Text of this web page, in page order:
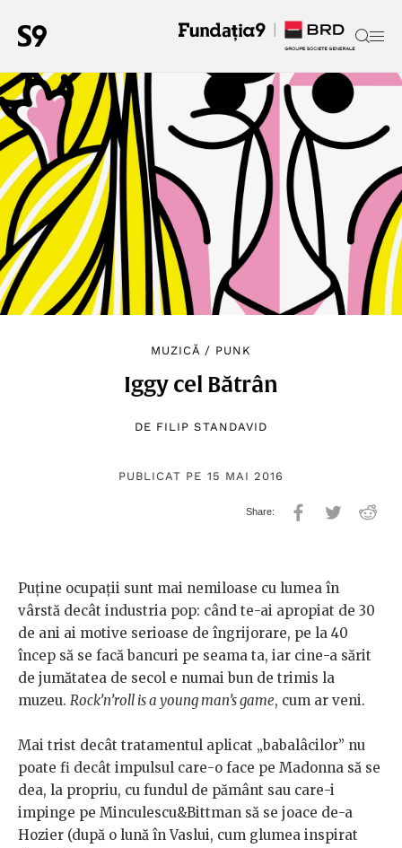
MUZICĂ / PUNK
Iggy cel Bătrân
DE FILIP STANDAVID
PUBLICAT PE 15 MAI 2016
Puține ocupații sunt mai nemiloase cu lumea în
vârstă decât industria pop: când te-ai apropiat de 30
de ani ai motive serioase de îngrijorare, pe la 40
încep să se facă bancuri pe seama ta, iar cine-a sărit
de jumătatea de secol e numai bun de trimis la
muzeu. Rock’n’roll is a young man’s game, cum ar veni.
Mai trist decât tratamentul aplicat „babalâcilor” nu
poate fi decât impulsul care-o face pe Madonna să se
dea, la propriu, cu fundul de pământ sau care-i
impinge pe Minculescu&Bittman să se joace de-a
Hozier (după o lună în Vaslui, cum glumea inspirat